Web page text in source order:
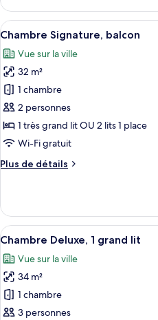
grand
lit,
vue
ville
le
type
de
Suite,
très
grand
lit,
vue
ville
Afficher
toutes
les
photos
pour
ce
type
de
chambre :
Chambre
4
Chambre Signature, balcon
Vue sur la ville
32 m²
1 chambre
2 personnes
1 très grand lit OU 2 lits 1 place
Wi-Fi gratuit
Plus de détails
Plus
le
type
de
Chambre
Signature,
balcon
Afficher
toutes
les
photos
pour
ce
3
Chambre Deluxe, 1 grand lit
Vue sur la ville
34 m²
1 chambre
3 personnes